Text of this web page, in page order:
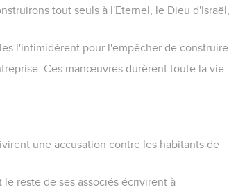
tout seuls à l'Eternel, le Dieu d'Israël,
l'intimidèrent pour l'empêcher de construire
Ces manœuvres durèrent toute la vie
une accusation contre les habitants de
reste de ses associés écrivirent à